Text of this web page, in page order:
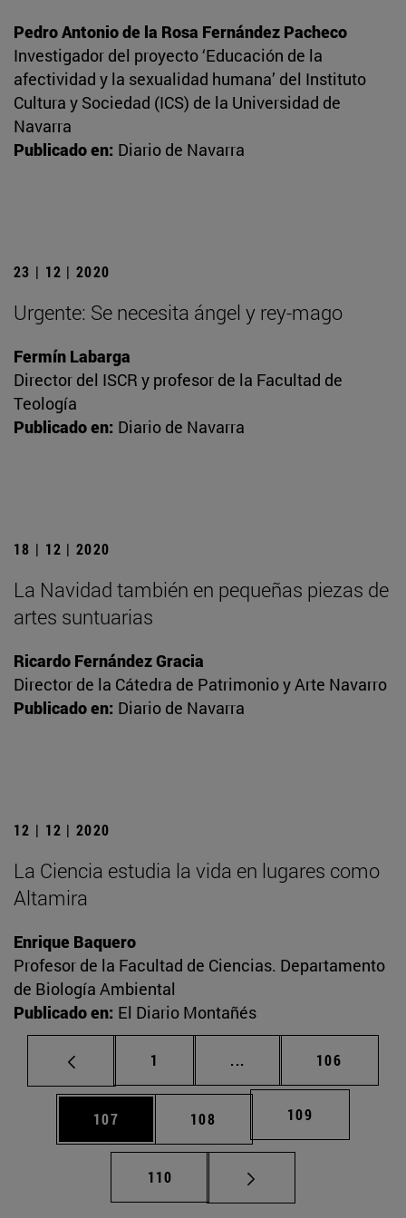
Pedro Antonio de la Rosa Fernández Pacheco
Investigador del proyecto ‘Educación de la
afectividad y la sexualidad humana’ del Instituto
Cultura y Sociedad (ICS) de la Universidad de
Navarra
Publicado en: Diario de Navarra
23 | 12 | 2020
Urgente: Se necesita ángel y rey-mago
Fermín Labarga
Director del ISCR y profesor de la Facultad de
Teología
Publicado en: Diario de Navarra
18 | 12 | 2020
La Navidad también en pequeñas piezas de
artes suntuarias
Ricardo Fernández Gracia
Director de la Cátedra de Patrimonio y Arte Navarro
Publicado en: Diario de Navarra
12 | 12 | 2020
La Ciencia estudia la vida en lugares como
Altamira
Enrique Baquero
Profesor de la Facultad de Ciencias. Departamento
de Biología Ambiental
Publicado en: El Diario Montañés
Página
1 ... Páginas intermedias
Página
106
Página
107 Página
108 Página
109
Página
110